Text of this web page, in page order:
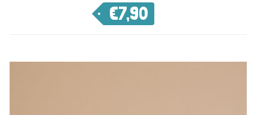
€7,90